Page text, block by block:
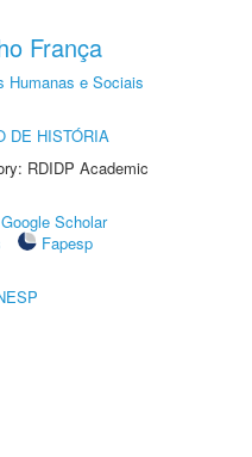
França
Humanas e Sociais
DE HISTÓRIA
RDIDP Academic
Google Scholar
Fapesp